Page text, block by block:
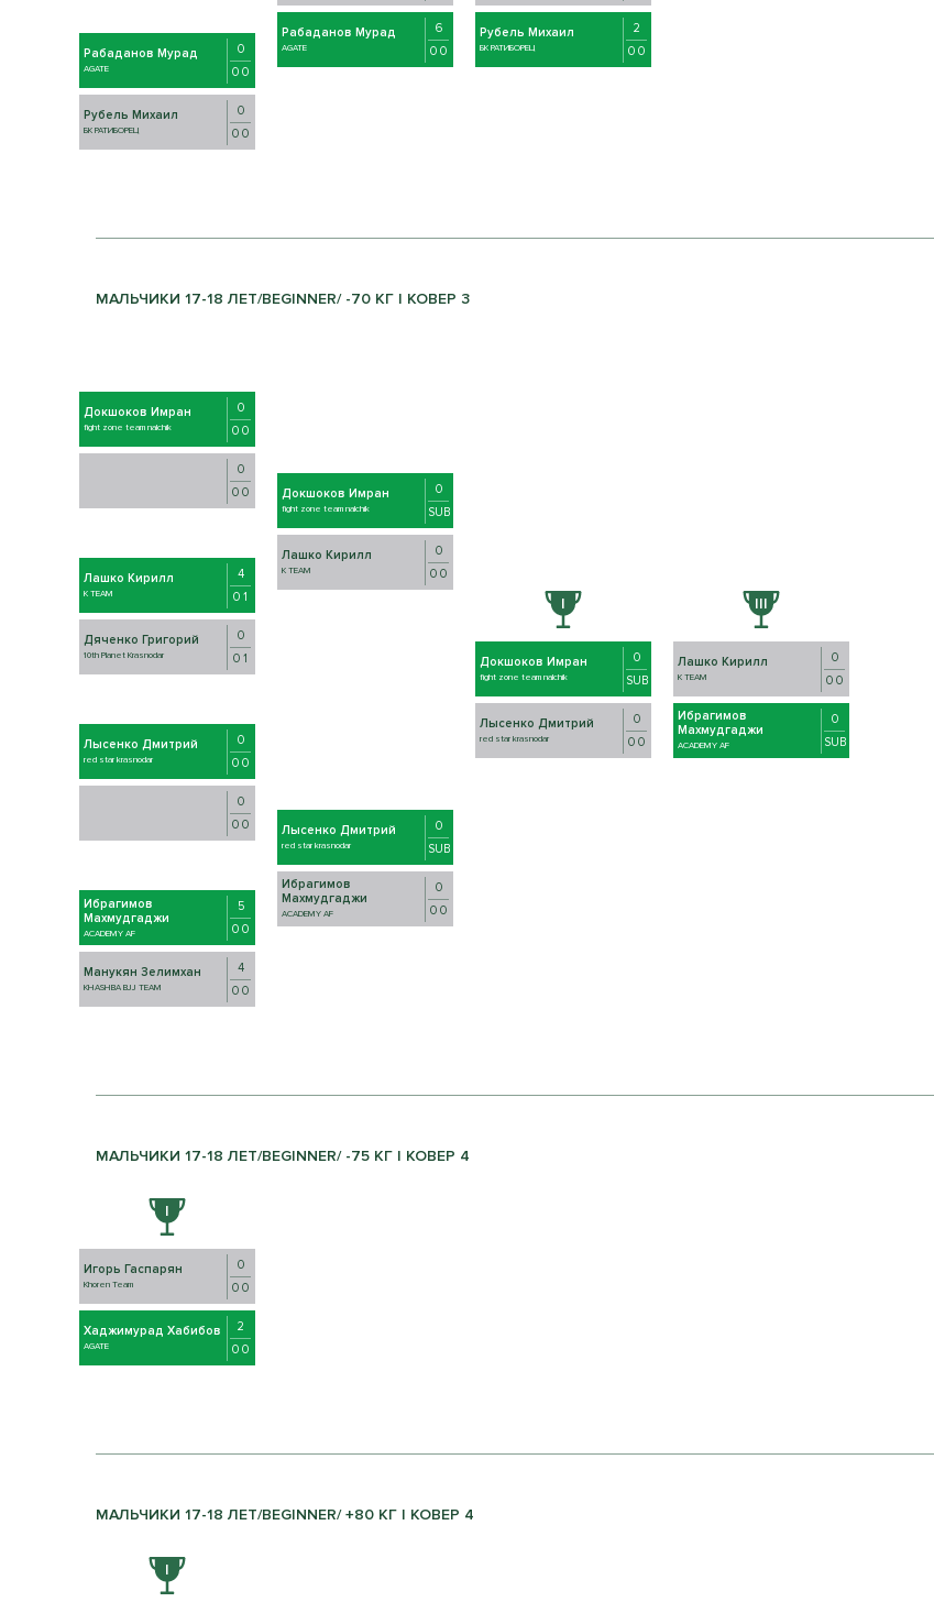
Рабаданов Мурад
AGATE
0
0 0
Рубель Михаил
БК РАТИБОРЕЦ
0
0 0
Рабаданов Мурад
AGATE
6
0 0
Рубель Михаил
БК РАТИБОРЕЦ
2
0 0
МАЛЬЧИКИ 17-18 ЛЕТ/BEGINNER/ -70 КГ | КОВЕР 3
Докшоков Имран
fight zone team nalchik
0
0 0
0
0 0
Лашко Кирилл
K TEAM
4
0 1
Дяченко Григорий
10th Planet Krasnodar
0
0 1
Лысенко Дмитрий
red star krasnodar
0
0 0
0
0 0
Ибрагимов
Махмудгаджи
ACADEMY AF
5
0 0
Манукян Зелимхан
KHASHBA BJJ TEAM
4
0 0
Докшоков Имран
fight zone team nalchik
0
SUB
Лашко Кирилл
K TEAM
0
0 0
Лысенко Дмитрий
red star krasnodar
0
SUB
Ибрагимов
Махмудгаджи
ACADEMY AF
0
0 0
Докшоков Имран
fight zone team nalchik
0
SUB
Лысенко Дмитрий
red star krasnodar
0
0 0
Лашко Кирилл
K TEAM
0
0 0
Ибрагимов
Махмудгаджи
ACADEMY AF
0
SUB
МАЛЬЧИКИ 17-18 ЛЕТ/BEGINNER/ -75 КГ | КОВЕР 4
Игорь Гаспарян
Khoren Team
0
0 0
Хаджимурад Хабибов
AGATE
2
0 0
МАЛЬЧИКИ 17-18 ЛЕТ/BEGINNER/ +80 КГ | КОВЕР 4